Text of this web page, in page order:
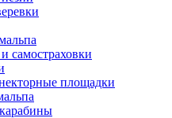
самостраховки
площадки